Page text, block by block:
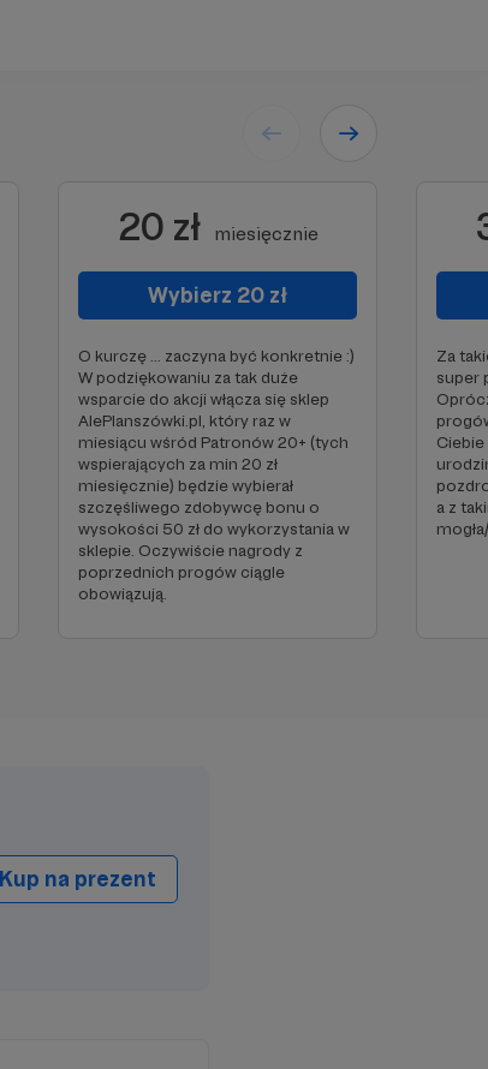
20 zł miesięcznie
Wybierz 20 zł
O kurczę ... zaczyna być konkretnie :)
W podziękowaniu za tak duże
wsparcie do akcji włącza się sklep
AlePlanszówki.pl, który raz w
miesiącu wśród Patronów 20+ (tych
wspierających za min 20 zł
miesięcznie) będzie wybierał
szczęśliwego zdobywcę bonu o
wysokości 50 zł do wykorzystania w
sklepie. Oczywiście nagrody z
poprzednich progów ciągle
obowiązują.
Za
super
a z
Kup na prezent